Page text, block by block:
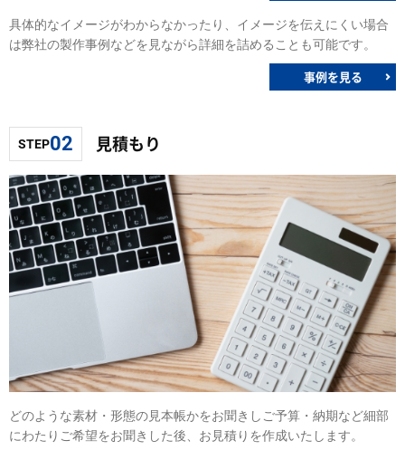
具体的なイメージがわからなかったり、イメージを伝えにくい場合
は弊社の製作事例などを見ながら詳細を詰めることも可能です。
事例を見る
STEP02 見積もり
どのような素材・形態の見本帳かをお聞きしご予算・納期など細部
にわたりご希望をお聞きした後、お見積りを作成いたします。